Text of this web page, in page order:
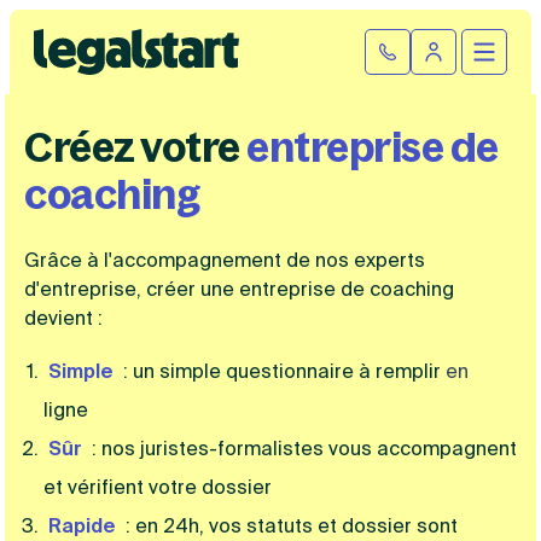
Cliquez ici pour reprendre votre démarche Fermer
Legalstart
Création d'entreprise
Par statut juridique
Créer une SASU
Créer une SAS
Créer une SARL
Devenir auto-entrepreneur
Créer une entreprise individuelle
Créer une SCI
Créer une association
Par métier
Conseil/finance
Modification et fermeture
Modifier son entreprise
Changement de dénomination sociale
Changement de président
Changement d’activité
Transformation d’une SAS en SARL
Modification association
Cession de parts sociales
Comptabilité
SASU
EURL
SARL
Entreprise individuelle
Tarifs
Fiches pratiques
Création d'entrepriseFaire une recherche
Se
Créez votreentreprise de
coaching
Grâce à l'accompagnement de nos experts
d'entreprise, créer une entreprise de coaching
devient :
Simple : un simple questionnaire à remplir en
ligne
Sûr : nos juristes-formalistes vous accompagnent
et vérifient votre dossier
Rapide : en 24h, vos statuts et dossier sont